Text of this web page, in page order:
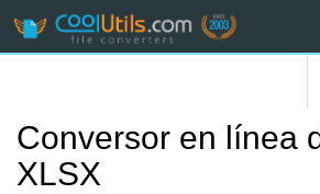
Conversor en línea
XLSX